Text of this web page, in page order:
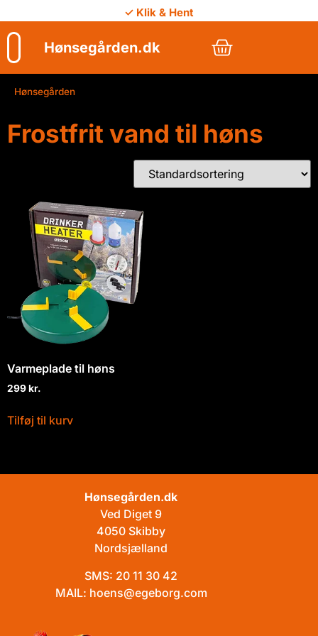
✓ Klik & Hent
Hønsegården.dk
Hønsegården
Frostfrit vand til høns
Varmeplade til høns
299kr.
Tilføj til kurv
Hønsegården.dk
Ved Diget 9
4050 Skibby
Nordsjælland
SMS: 20 11 30 42
MAIL: hoens@egeborg.com